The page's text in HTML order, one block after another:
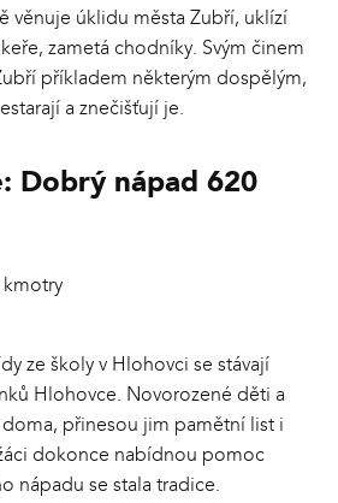
věnuje úklidu města Zubří, uklízí
zametá chodníky. Svým činem
příkladem některým dospělým,
a znečišťují je.
Dobrý nápad 620
kmotry
ze školy v Hlohovci se stávají
Hlohovce. Novorozené děti a
přinesou jim pamětní list i
dokonce nabídnou pomoc
nápadu se stala tradice.